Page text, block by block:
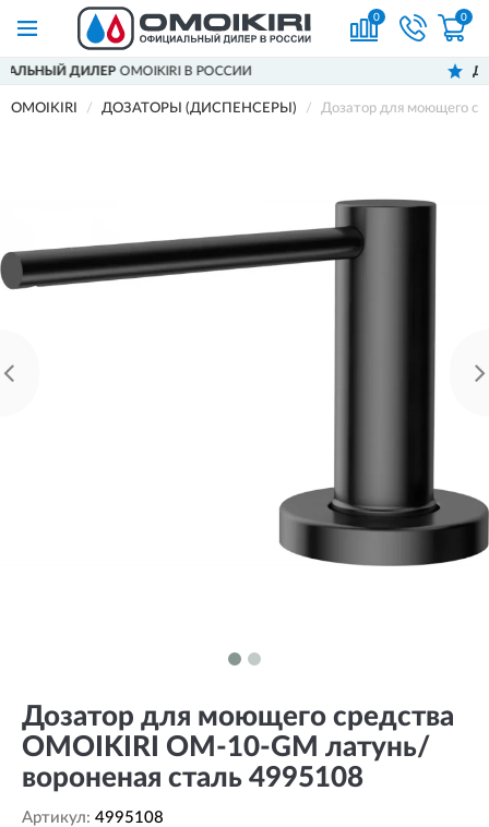
0 0
OMOIKIRI В РОССИИ ДОСТАВИМПО
OMOIKIRI ДОЗАТОРЫ (ДИСПЕНСЕРЫ) Дозатор для моющего
Дозатор для моющего средства
OMOIKIRI OM-10-GM латунь/
вороненая сталь 4995108
Артикул: 4995108